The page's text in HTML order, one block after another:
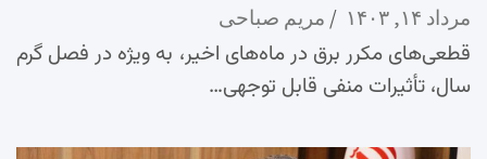
مرداد ۱۴, ۱۴۰۳ مریم صباحی
قطعی‌های مکرر برق در ماه‌های اخیر، به ویژه در فصل گرم
سال، تأثیرات منفی قابل توجهی…